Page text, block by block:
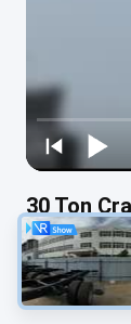
30 Ton
Truk Derek
#Truk derek